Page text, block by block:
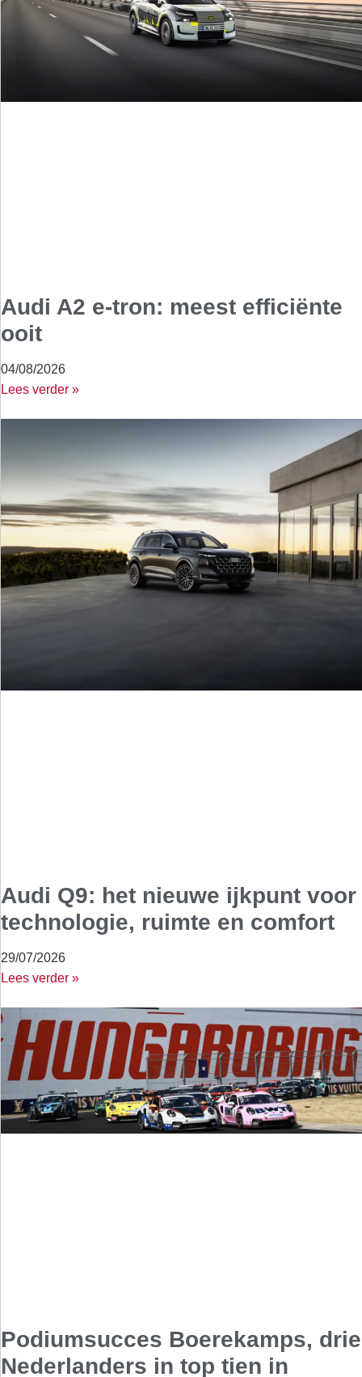
Audi A2 e-tron: meest efficiënte
ooit
04/08/2026
Lees verder »
Audi Q9: het nieuwe ijkpunt voor
technologie, ruimte en comfort
29/07/2026
Lees verder »
Podiumsucces Boerekamps, drie
Nederlanders in top tien in